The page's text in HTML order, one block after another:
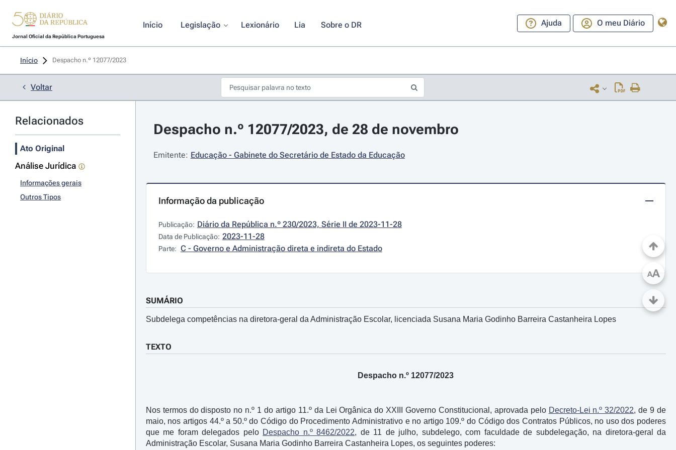
Jornal Oficial da República Portuguesa
Início Legislação Lexionário Lia Sobre o DR Ajuda O meu Diário
Início Despacho n.º 12077/2023
Voltar
Relacionados
Ato Original
Análise Jurídica
Informações gerais
Outros Tipos
Despacho n.º 12077/2023, de 28 de novembro
Emitente: Educação - Gabinete do Secretário de Estado da Educação
Informação da publicação
Publicação: Diário da República n.º 230/2023, Série II de 2023-11-28
Data de Publicação: 2023-11-28
Parte: C - Governo e Administração direta e indireta do Estado
SUMÁRIO
Subdelega competências na diretora-geral da Administração Escolar, licenciada Susana Maria Godinho Barreira Castanheira Lopes
TEXTO
Despacho n.º 12077/2023
Nos termos do disposto no n.º 1 do artigo 11.º da Lei Orgânica do XXIII Governo Constitucional, aprovada pelo Decreto-Lei n.º 32/2022, de 9 de
maio, nos artigos 44.º a 50.º do Código do Procedimento Administrativo e no artigo 109.º do Código dos Contratos Públicos, no uso dos poderes
que me foram delegados pelo Despacho n.º 8462/2022, de 11 de julho, subdelego, com faculdade de subdelegação, na diretora-geral da
Administração Escolar, Susana Maria Godinho Barreira Castanheira Lopes, os seguintes poderes:
AA